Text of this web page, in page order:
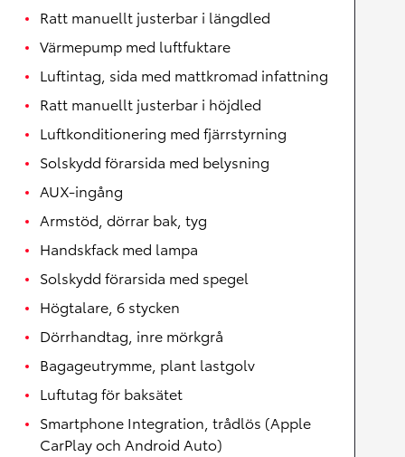
Ratt manuellt justerbar i längdled
Värmepump med luftfuktare
Luftintag, sida med mattkromad infattning
Ratt manuellt justerbar i höjdled
Luftkonditionering med fjärrstyrning
Solskydd förarsida med belysning
AUX-ingång
Armstöd, dörrar bak, tyg
Handskfack med lampa
Solskydd förarsida med spegel
Högtalare, 6 stycken
Dörrhandtag, inre mörkgrå
Bagageutrymme, plant lastgolv
Luftutag för baksätet
Smartphone Integration, trådlös (Apple
CarPlay och Android Auto)